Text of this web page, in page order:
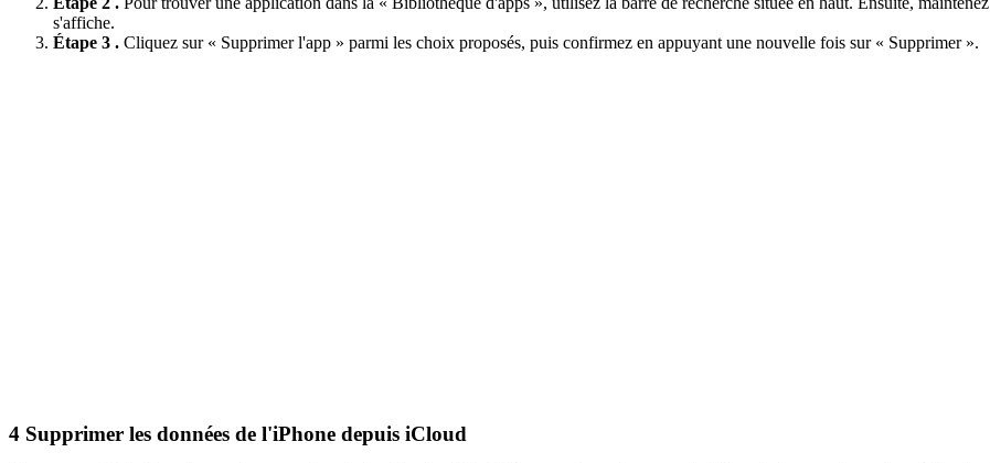
s'affiche.
Étape 3 . Cliquez sur « Supprimer l'app » parmi les choix proposés, puis confirmez en appuyant une nouvelle fois sur « Supprimer ».
4 Supprimer les données de l'iPhone depuis iCloud